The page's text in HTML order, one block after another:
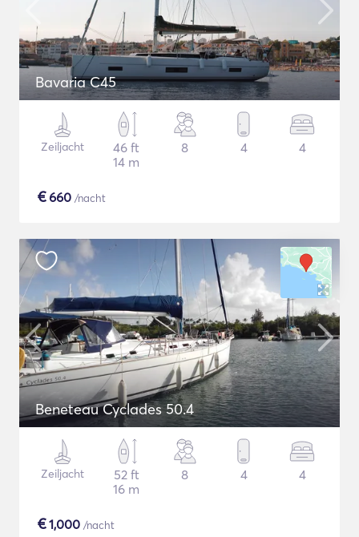
Bavaria C45
Zeiljacht
46 ft
14 m
8 4 4
€660 /nacht
Beneteau Cyclades 50.4
Zeiljacht
52 ft
16 m
8 4 4
€1,000 /nacht